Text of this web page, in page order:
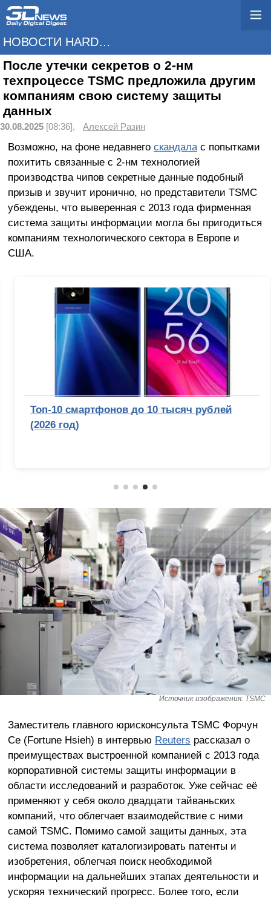
НОВОСТИ HARDWARE
После утечки секретов о 2-нм
техпроцессе TSMC предложила другим
компаниям свою систему защиты
данных
30.08.2025 [08:36], Алексей Разин
Возможно, на фоне недавнего скандалас попытками
похитить связанные с 2-нм технологией
производства чипов секретные данные подобный
призыв и звучит иронично, но представители TSMC
убеждены, что выверенная с 2013 года фирменная
система защиты информации могла бы пригодиться
компаниям технологического сектора в Европе и
США.
Топ-10 смартфонов до 10 тысяч рублей
(2026 год)
Источник изображения: TSMC
Заместитель главного юрисконсульта TSMC Форчун
Се (Fortune Hsieh) в интервью Reuters рассказал о
преимуществах выстроенной компанией с 2013 года
корпоративной системы защиты информации в
области исследований и разработок. Уже сейчас её
применяют у себя около двадцати тайваньских
компаний, что облегчает взаимодействие с ними
самой TSMC. Помимо самой защиты данных, эта
система позволяет каталогизировать патенты и
изобретения, облегчая поиск необходимой
информации на дальнейших этапах деятельности и
ускоряя технический прогресс. Более того, если